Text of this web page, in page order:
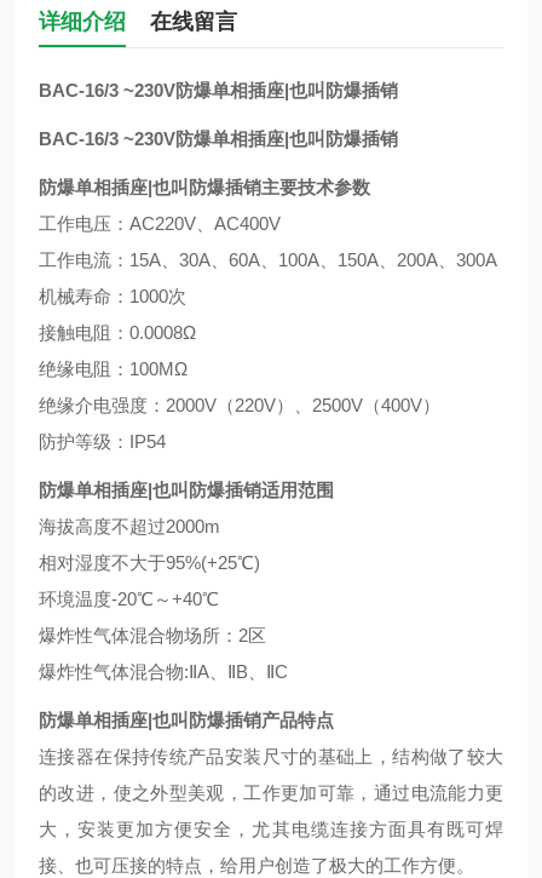
详细介绍 在线留言
BAC-16/3 ~230V防爆单相插座|也叫防爆插销
BAC-16/3 ~230V防爆单相插座|也叫防爆插销
防爆单相插座|也叫防爆插销主要技术参数
工作电压：AC220V、AC400V
工作电流：15A、30A、60A、100A、150A、200A、300A
机械寿命：1000次
接触电阻：0.0008Ω
绝缘电阻：100MΩ
绝缘介电强度：2000V（220V）、2500V（400V）
防护等级：IP54
防爆单相插座|也叫防爆插销适用范围
海拔高度不超过2000m
相对湿度不大于95%(+25℃)
环境温度-20℃～+40℃
爆炸性气体混合物场所：2区
爆炸性气体混合物:ⅡA、ⅡB、ⅡC
防爆单相插座|也叫防爆插销产品特点
连接器在保持传统产品安装尺寸的基础上，结构做了较大
的改进，使之外型美观，工作更加可靠，通过电流能力更
大，安装更加方便安全，尤其电缆连接方面具有既可焊
接、也可压接的特点，给用户创造了极大的工作方便。